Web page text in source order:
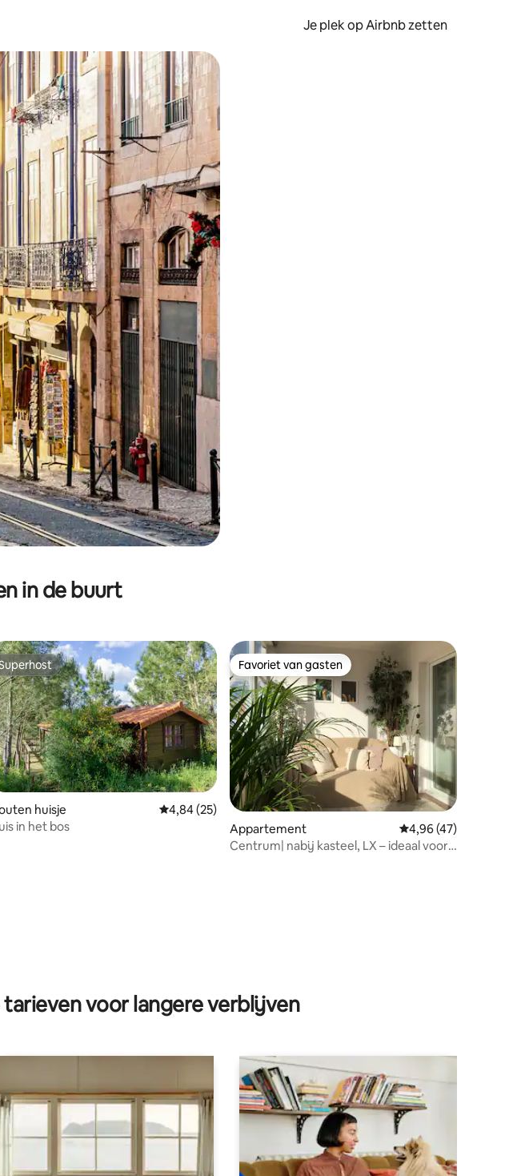
Je plek op Airbnb zetten
en omlaag, óf door te tikken of swipen.
in de buurt
van 4,97 op 5, 59 recensies
huisje Gemiddelde beoordeling van 4,84 op 5, 25 recensies
4,84 (25)
in het bos
Favoriet van gasten
Favoriet van gasten
Appartement Gemiddelde
4,96 (47)
Centrum| nabij kasteel, LX – ideaal voor
voor langere verblijven